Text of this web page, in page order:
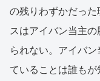
の残りわずかだっ
スはアイバン当主
られない。アイバ
ていることは誰も